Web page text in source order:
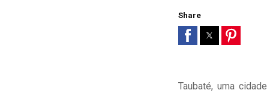
Share
Taubaté, uma